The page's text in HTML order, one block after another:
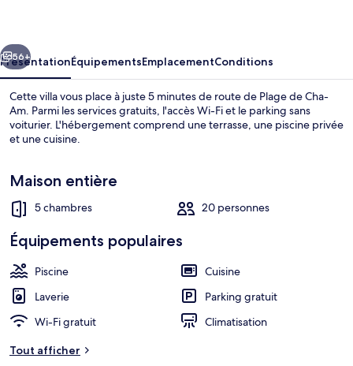
Suivant
56+
PrésentationÉquipementsEmplacementConditions
Cette villa vous place à juste 5 minutes de route de Plage de Cha-
Am. Parmi les services gratuits, l'accès Wi-Fi et le parking sans
voiturier. L'hébergement comprend une terrasse, une piscine privée
et une cuisine.
Maison entière
5 chambres 20 personnes
Équipements populaires
Piscine
Cuisine
Laverie
Parking gratuit
Wi-Fi gratuit
Climatisation
Tout afficher